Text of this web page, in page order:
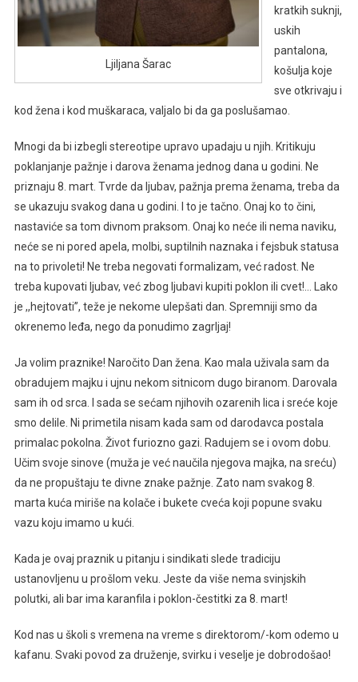
Ljiljana Šarac
kratkih suknji,
uskih
pantalona,
košulja koje
sve otkrivaju i
kod žena i kod muškaraca, valjalo bi da ga poslušamao.
Mnogi da bi izbegli stereotipe upravo upadaju u njih. Kritikuju
poklanjanje pažnje i darova ženama jednog dana u godini. Ne
priznaju 8. mart. Tvrde da ljubav, pažnja prema ženama, treba da
se ukazuju svakog dana u godini. I to je tačno. Onaj ko to čini,
nastaviće sa tom divnom praksom. Onaj ko neće ili nema naviku,
neće se ni pored apela, molbi, suptilnih naznaka i fejsbuk statusa
na to privoleti! Ne treba negovati formalizam, već radost. Ne
treba kupovati ljubav, već zbog ljubavi kupiti poklon ili cvet!… Lako
je ,,hejtovati”, teže je nekome ulepšati dan. Spremniji smo da
okrenemo leđa, nego da ponudimo zagrljaj!
Ja volim praznike! Naročito Dan žena. Kao mala uživala sam da
obradujem majku i ujnu nekom sitnicom dugo biranom. Darovala
sam ih od srca. I sada se sećam njihovih ozarenih lica i sreće koje
smo delile. Ni primetila nisam kada sam od darodavca postala
primalac pokolna. Život furiozno gazi. Radujem se i ovom dobu.
Učim svoje sinove (muža je već naučila njegova majka, na sreću)
da ne propuštaju te divne znake pažnje. Zato nam svakog 8.
marta kuća miriše na kolače i bukete cveća koji popune svaku
vazu koju imamo u kući.
Kada je ovaj praznik u pitanju i sindikati slede tradiciju
ustanovljenu u prošlom veku. Jeste da više nema svinjskih
polutki, ali bar ima karanfila i poklon-čestitki za 8. mart!
Kod nas u školi s vremena na vreme s direktorom/-kom odemo u
kafanu. Svaki povod za druženje, svirku i veselje je dobrodošao!